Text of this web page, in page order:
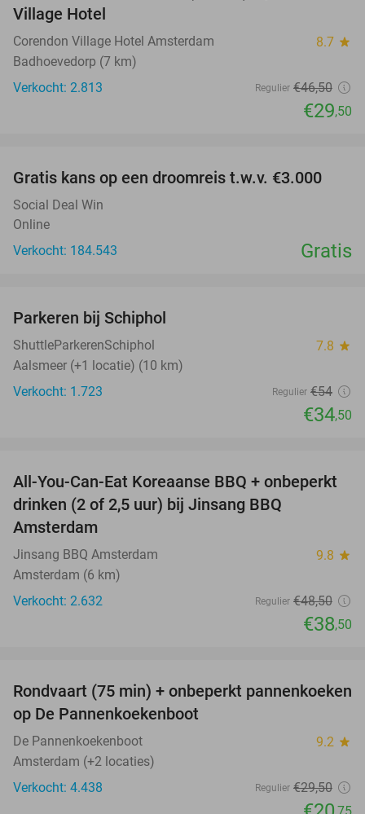
Village Hotel
Corendon Village Hotel Amsterdam 8.7 star
Badhoevedorp (7 km)
Verkocht: 2.813
Regulier €46,50
€29,50
Gratis kans op een droomreis t.w.v. €3.000
Social Deal Win
Online
Verkocht: 184.543
Gratis
Parkeren bij Schiphol
ShuttleParkerenSchiphol 7.8 star
Aalsmeer (+1 locatie) (10 km)
Verkocht: 1.723
Regulier €54
€34,50
21%
All-You-Can-Eat Koreaanse BBQ + onbeperkt
drinken (2 of 2,5 uur) bij Jinsang BBQ
Amsterdam
Jinsang BBQ Amsterdam 9.8 star
Amsterdam (6 km)
Verkocht: 2.632
Regulier €48,50
€38,50
30%
Rondvaart (75 min) + onbeperkt pannenkoeken
op De Pannenkoekenboot
De Pannenkoekenboot 9.2 star
Amsterdam (+2 locaties)
Verkocht: 4.438
Regulier €29,50